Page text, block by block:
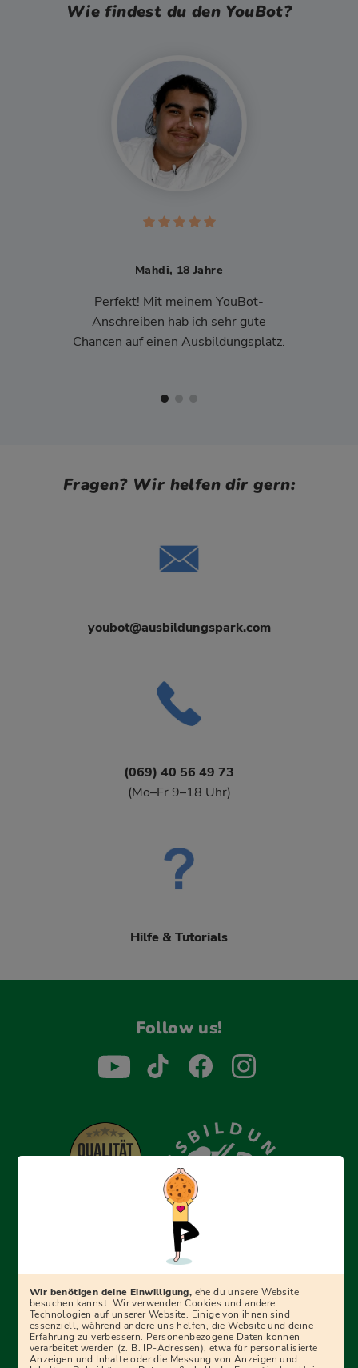
Wie findest du den YouBot?
Mahdi, 18 Jahre
Perfekt! Mit meinem YouBot-
Anschreiben hab ich sehr gute
Chancen auf einen Ausbildungsplatz.
Fragen? Wir helfen dir gern:
youbot@ausbildungspark.com
(069) 40 56 49 73
(Mo–Fr 9–18 Uhr)
Hilfe & Tutorials
Follow us!
Erfolgreich bewerben mit Ausbildungspark: Wir
begleiten dich Schritt für Schritt bei deinem Start in den
Ratgebern und Prüfungspaketen, interaktiven
Videokursen und vielem mehr. Für alle, die was werden
wollen!
Wir benötigen deine Einwilligung, ehe du unsere Website
besuchen kannst. Wir verwenden Cookies und andere
Technologien auf unserer Website. Einige von ihnen sind
essenziell, während andere uns helfen, die Website und deine
Erfahrung zu verbessern. Personenbezogene Daten können
verarbeitet werden (z. B. IP-Adressen), etwa für personalisierte
Anzeigen und Inhalte oder die Messung von Anzeigen und